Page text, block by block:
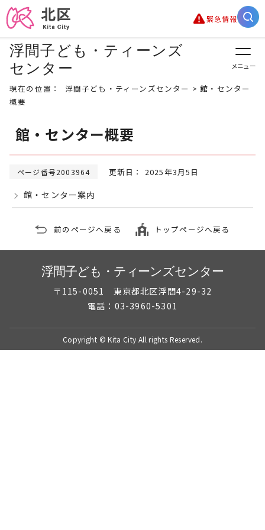
緊急情報
浮間子ども・ティーンズ
センター
メニュー
現在の位置： 浮間子ども・ティーンズセンター > 館・センター
概要
館・センター概要
ページ番号2003964 更新日： 2025年3月5日
館・センター案内
前のページへ戻る トップページへ戻る
浮間子ども・ティーンズセンター
〒115-0051 東京都北区浮間4-29-32
電話：03-3960-5301
Copyright © Kita City All rights Reserved.